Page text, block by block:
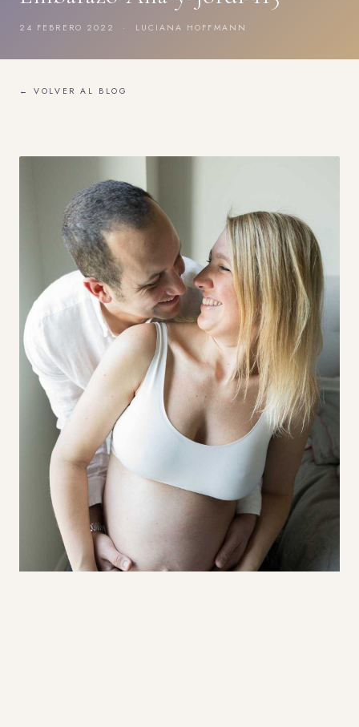
24 FEBRERO 2022 · LUCIANA HOFFMANN
← VOLVER AL BLOG